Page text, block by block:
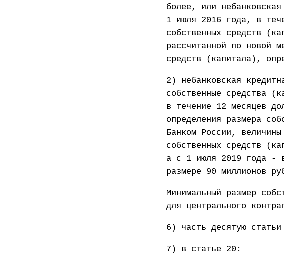
более, или
1 июля 2016 года, в
собственных средств
рассчитанной по новой
средств (капитала),
2) небанковская
собственные средства
в течение 12 месяцев
определения размера
Банком России,
собственных средств
а с 1 июля 2019 года -
размере 90 миллионов
Минимальный размер
для центрального
6) часть десятую
7) в статье 20: